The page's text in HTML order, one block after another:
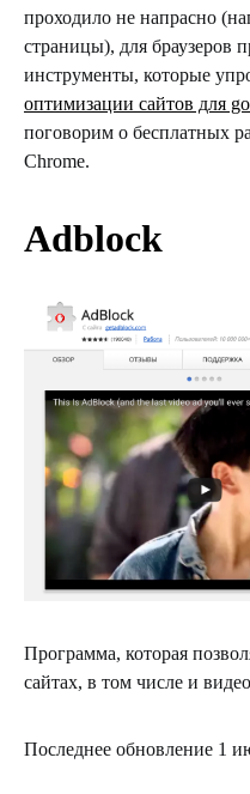
проходило не напрасно
страницы), для браузеров
инструменты, которые
оптимизации сайтов для
поговорим о бесплатных
Chrome.
Adblock
Программа, которая
сайтах, в том числе и
Последнее обновление 1